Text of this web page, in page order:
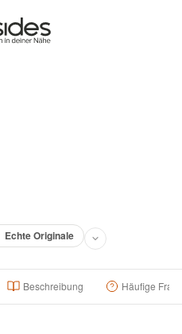
Echte Originale
Beschreibung Häufige